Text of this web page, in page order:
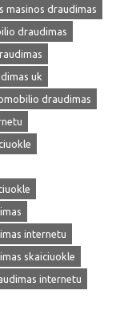
masinos draudimas
draudimas
uk
draudimas
internetu
skaiciuokle
internetu